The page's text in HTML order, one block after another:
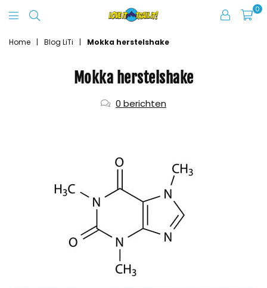
It
Trail
0
Home | Blog LiTi | Mokka herstelshake
Mokka herstelshake
0 berichten